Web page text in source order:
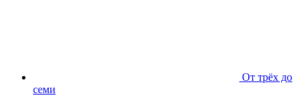
От трёх до
семи